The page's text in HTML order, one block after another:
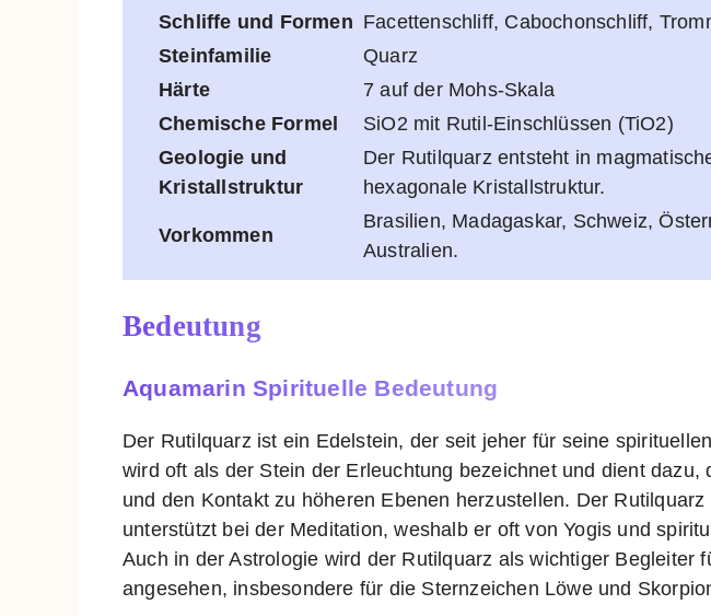
Schliffe und Formen Facettenschliff, Cabochonschliff,
Steinfamilie
Quarz
Härte
7 auf der Mohs-Skala
Chemische Formel
SiO2 mit Rutil-Einschlüssen (TiO2)
Geologie und
Kristallstruktur
Der Rutilquarz entsteht in
hexagonale Kristallstruktur.
Vorkommen
Brasilien, Madagaskar, Schweiz,
Australien.
Bedeutung
Aquamarin Spirituelle Bedeutung
Der Rutilquarz ist ein Edelstein, der seit jeher für seine
wird oft als der Stein der Erleuchtung bezeichnet und dient dazu,
und den Kontakt zu höheren Ebenen herzustellen. Der
unterstützt bei der Meditation, weshalb er oft von Yogis und
Auch in der Astrologie wird der Rutilquarz als wichtiger Begleiter
angesehen, insbesondere für die Sternzeichen Löwe und